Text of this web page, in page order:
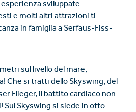
Italian
fiss-ladis.at
sviluppate
e molti altri attrazioni ti
in famiglia a Serfaus-Fiss-
sul livello del mare,
Che si tratti dello Skyswing, del
Flieger, il battito cardiaco non
Sul Skyswing si siede in otto.